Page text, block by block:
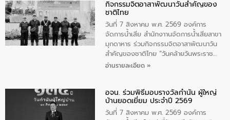
กิจกรรมจิตอาสาพัฒนาวันสําคัญของ
ชาติไทย
วันที่ 7 สิงหาคม พ.ศ. 2569 องค์การ
จัดการน้ำเสีย สำนักงาานจัดการน้ำเสียสาขา
มุกดาหาร ร่วมกิจกรรมจิตอาสาพัฒนาวัน
สําคัญของชาติไทย “วันคล้ายวันพระราช
สมภพ สมเด็จพระนางเจ้าสิริกิติ์พระบรม
ทิพย์คำ รองผู้ว่าราชการจังหวัดมุกดาหาร
เป็นประธานในพิธี ณ เรือนจําชั่วคราวนาโสก
ตําบลนาโสก อําเภอเมืองมุกดาหาร จังหวัด
อ่านรายละเอียด »
อจน. ร่วมพิธีมอบรางวัลกำนัน ผู้ใหญ่
บ้านยอดเยี่ยม ประจำปี 2569
วันที่ 7 สิงหาคม พ.ศ. 2569 องค์การ